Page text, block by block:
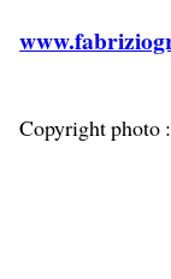
Copyright photo